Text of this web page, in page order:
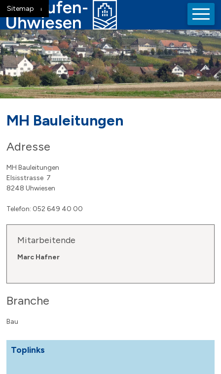
Navigieren in der Gemeinde
Schnellnavigation
Home
Navigation
Inhalt
Suche
Sitemap
MH Bauleitungen
Adresse
MH Bauleitungen
Elsisstrasse 7
8248 Uhwiesen
Telefon: 052 649 40 00
Mitarbeitende
Marc Hafner
Branche
Bau
Toplinks